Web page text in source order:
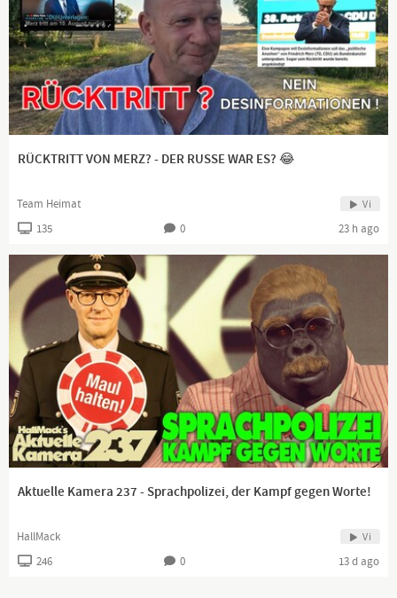
RÜCKTRITT VON MERZ? - DER RUSSE WAR ES? 😂
Team Heimat Vi
135 0 23 h ago
Aktuelle Kamera 237 - Sprachpolizei, der Kampf gegen Worte!
HallMack Vi
246 0 13 d ago